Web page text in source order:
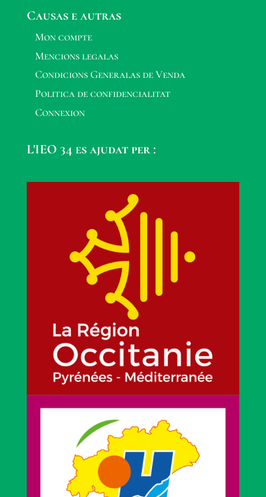
Causas e autras
Mon compte
Mencions legalas
Condicions Generalas de Venda
Politica de confidencialitat
Connexion
L'IEO 34 es ajudat per :